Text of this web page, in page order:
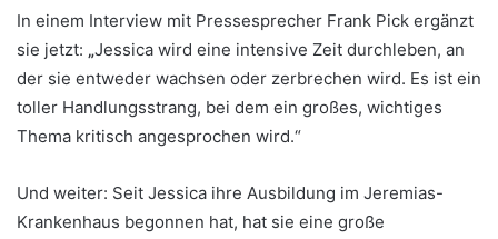
In einem Interview mit Pressesprecher Frank Pick ergänzt
sie jetzt: „Jessica wird eine intensive Zeit durchleben, an
der sie entweder wachsen oder zerbrechen wird. Es ist ein
toller Handlungsstrang, bei dem ein großes, wichtiges
Thema kritisch angesprochen wird.“
Und weiter: Seit Jessica ihre Ausbildung im Jeremias-
Krankenhaus begonnen hat, hat sie eine große